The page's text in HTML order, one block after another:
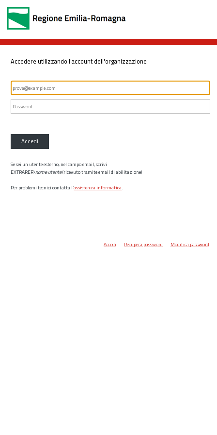
Accedere utilizzando l'account dell'organizzazione
Accedi
Se sei un utente esterno, nel campo email, scrivi
EXTRARER\nome utente(ricevuto tramite email di abilitazione)
Per problemi tecnici contatta l’assistenza informatica.
Accedi Recupera password Modifica password